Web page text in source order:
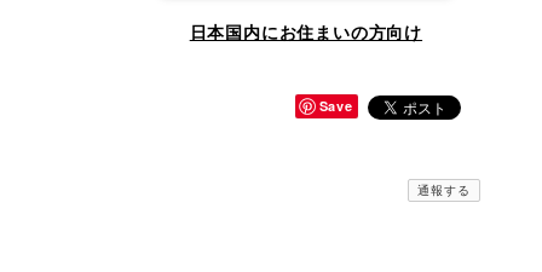
日本国内にお住まいの方向け
Save
通報する